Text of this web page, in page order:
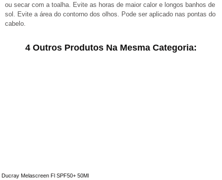
ou secar com a toalha. Evite as horas de maior calor e longos banhos de
sol. Evite a área do contorno dos olhos. Pode ser aplicado nas pontas do
cabelo.
4 Outros Produtos Na Mesma Categoria:
Ducray Melascreen Fl SPF50+ 50Ml